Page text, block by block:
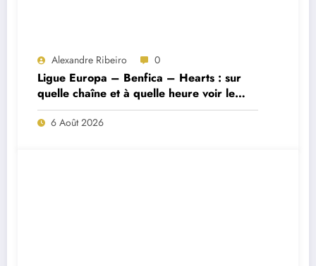
Alexandre Ribeiro 0
Ligue Europa – Benfica – Hearts : sur
quelle chaîne et à quelle heure voir le
match ?
6 Août 2026